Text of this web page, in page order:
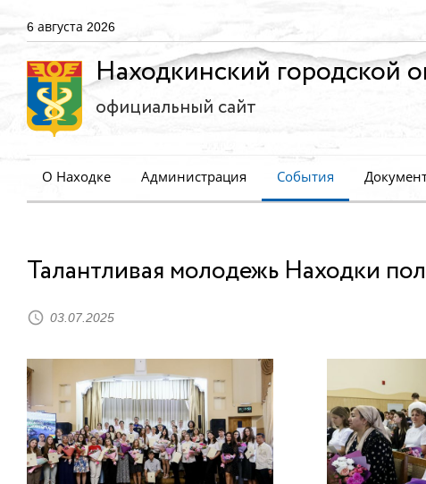
6 августа 2026
Находкинский городской
официальный сайт
О Находке Администрация События
Талантливая молодежь Находки
03.07.2025